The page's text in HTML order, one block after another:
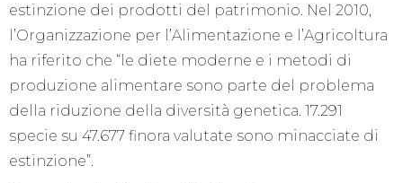
estinzione dei prodotti del patrimonio. Nel 2010,
l’Organizzazione per l’Alimentazione e l’Agricoltura
ha riferito che “le diete moderne e i metodi di
produzione alimentare sono parte del problema
della riduzione della diversità genetica. 17.291
specie su 47.677 finora valutate sono minacciate di
estinzione”.